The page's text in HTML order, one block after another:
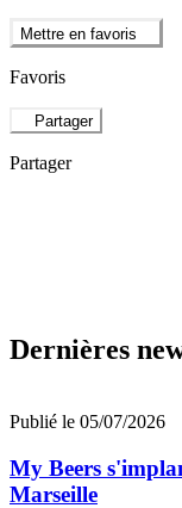
Mettre en favoris
Favoris
Partager
Partager
Dernières
Publié le 05/07/2026
My Beers
Marseille